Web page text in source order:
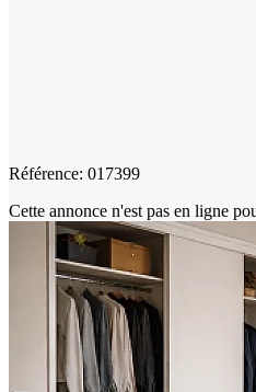
Référence: 017399
Cette annonce n'est pas en ligne